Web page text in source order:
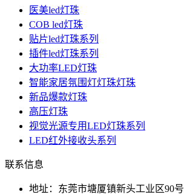
医美led灯珠
COB led灯珠
贴片led灯珠系列
插件led灯珠系列
大功率LED灯珠
智能家居氛围灯灯珠灯珠
新品爆款灯珠
高压灯珠
视觉光源专用LED灯珠系列
LED红外接收头系列
联系信息
地址：东莞市塘厦镇新头工业区90号